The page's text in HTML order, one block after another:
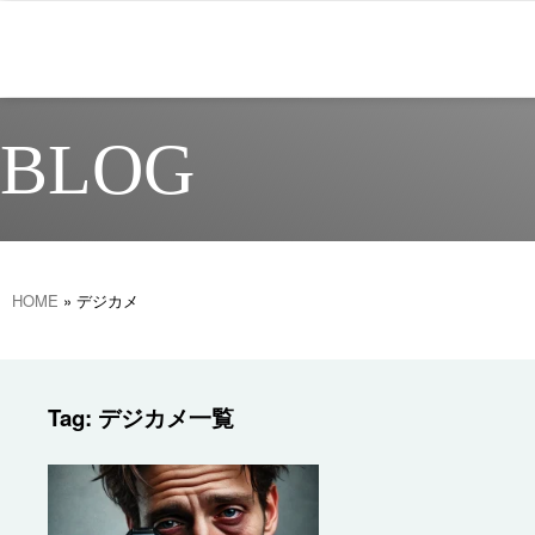
BLOG
HOME » デジカメ
Tag: デジカメ一覧